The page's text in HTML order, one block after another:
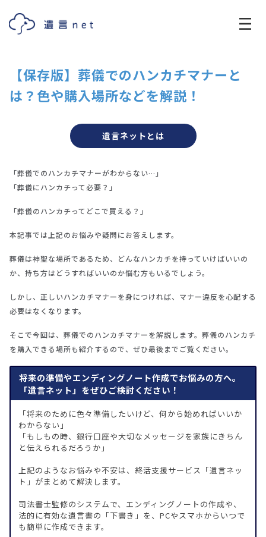
【保存版】葬儀でのハンカチマナーと
は？色や購入場所などを解説！
遺言ネットとは
「葬儀でのハンカチマナーがわからない…」
「葬儀にハンカチって必要？」
「葬儀のハンカチってどこで買える？」
本記事では上記のお悩みや疑問にお答えします。
葬儀は神聖な場所であるため、どんなハンカチを持っていけばいいの
か、持ち方はどうすればいいのか悩む方もいるでしょう。
しかし、正しいハンカチマナーを身につければ、マナー違反を心配する
必要はなくなります。
そこで今回は、葬儀でのハンカチマナーを解説します。葬儀のハンカチ
を購入できる場所も紹介するので、ぜひ最後までご覧ください。
将来の準備やエンディングノート作成でお悩みの方へ。
「遺言ネット」をぜひご検討ください！
「将来のために色々準備したいけど、何から始めればいいか
わからない」
「もしもの時、銀行口座や大切なメッセージを家族にきちん
と伝えられるだろうか」
上記のようなお悩みや不安は、終活支援サービス「遺言ネッ
ト」がまとめて解決します。
司法書士監修のシステムで、エンディングノートの作成や、
法的に有効な遺言書の「下書き」を、PCやスマホからいつで
も簡単に作成できます。